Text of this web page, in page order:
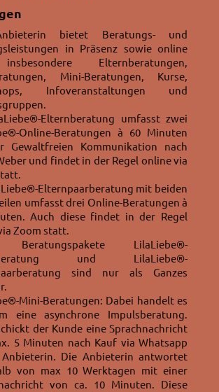
bietet Beratungs- und
in Präsenz sowie online
Elternberatungen,
Mini-Beratungen, Kurse,
Infoveranstaltungen und
Elternberatung umfasst zwei
Online-Beratungen à 60 Minuten
Gewaltfreien Kommunikation nach
und findet in der Regel online via
Elternpaarberatung mit beiden
umfasst drei Online-Beratungen à
Auch diese findet in der Regel
Zoom statt.
Beratungspakete LilaLiebe®-
und LilaLiebe®-
sind nur als Ganzes
Mini-Beratungen: Dabei handelt es
eine asynchrone Impulsberatung.
der Kunde eine Sprachnachricht
5 Minuten nach Kauf via Whatsapp
Die Anbieterin antwortet
von max 10 Werktagen mit einer
von ca. 10 Minuten. Diese